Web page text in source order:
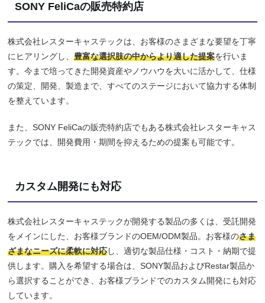
SONY FeliCaの販売特約店
株式会社レスターキャステックは、お客様のさまざまな要望を丁寧
にヒアリングし、豊富な選択肢の中からより適した提案を行いま
す。今まで培ってきた開発資産やノウハウを大いに活かして、仕様
の策定、開発、製造まで、すべてのステージにおいて協力する体制
を整えています。
また、SONY FeliCaの販売特約店でもある株式会社レスターキャス
テックでは、開発費用・期間を抑えるための提案も可能です。
カスタム開発にも対応
株式会社レスターキャステックが開発する製品の多くは、受託開発
をメインにした、お客様ブランドのOEM/ODM製品。お客様のさま
ざまなニーズに柔軟に対応し、適切な製品仕様・コスト・納期で提
供します。購入を希望する場合は、SONY製品およびRestar製品か
ら選択することができ、お客様ブランドでのカスタム開発にも対応
しています。